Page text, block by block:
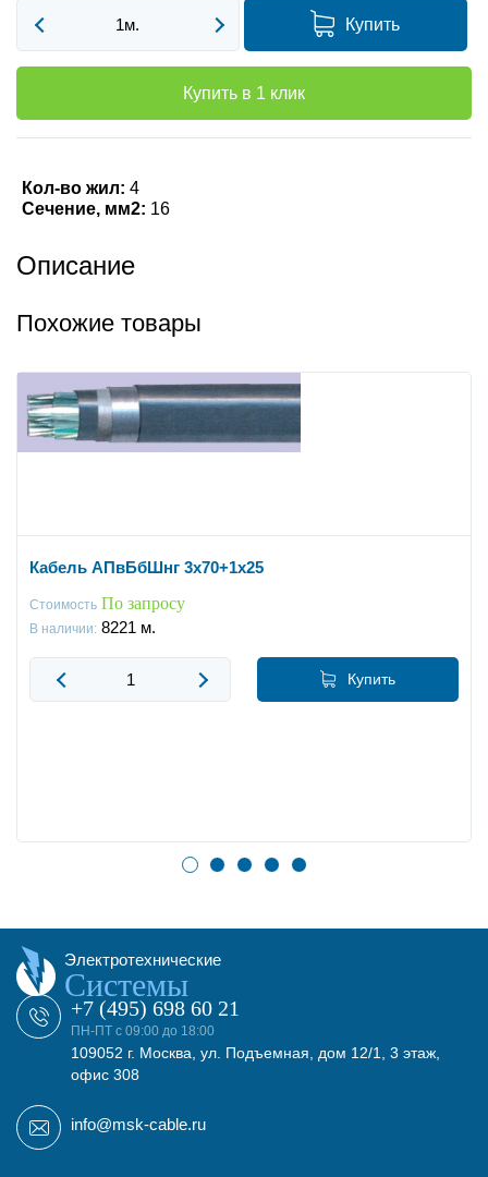
Купить
Купить в 1 клик
Кол-во жил: 4
Сечение, мм2: 16
Описание
Похожие товары
Кабель АПвБбШнг 3x70+1x25
Стоимость По запросу
В наличии: 8221 м.
Купить
Электротехнические
Системы
+7 (495) 698 60 21
ПН-ПТ с 09:00 до 18:00
109052 г. Москва, ул. Подъемная, дом 12/1, 3 этаж,
офис 308
info@msk-cable.ru